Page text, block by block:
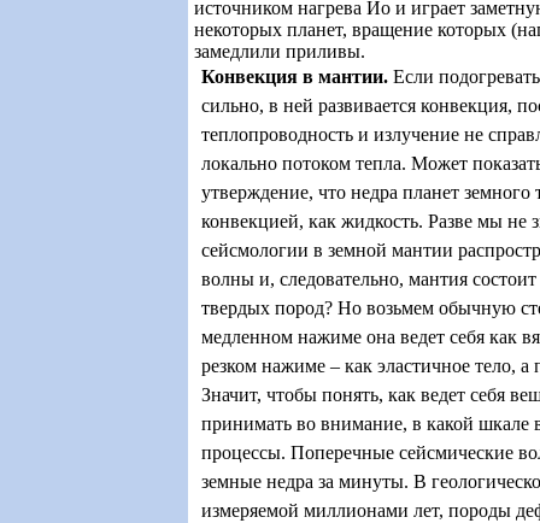
источником нагрева Ио и играет
некоторых планет, вращение которых
замедлили приливы.
Конвекция в мантии. Если
сильно, в ней развивается конвекция,
теплопроводность и излучение не
локально потоком тепла. Может
утверждение, что недра планет земного
конвекцией, как жидкость. Разве мы не
сейсмологии в земной мантии
волны и, следовательно, мантия
твердых пород? Но возьмем обычную
медленном нажиме она ведет себя как
резком нажиме – как эластичное тело, а
Значит, чтобы понять, как ведет себя
принимать во внимание, в какой шкале
процессы. Поперечные сейсмические
земные недра за минуты. В
измеряемой миллионами лет, породы